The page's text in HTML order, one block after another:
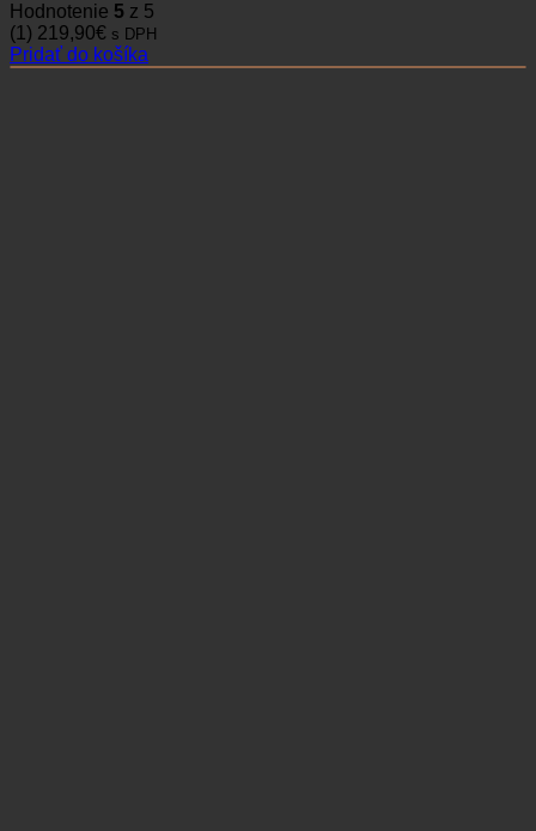
Hodnotenie 5 z 5
(1) 219,90€ s DPH
Pridať do košíka